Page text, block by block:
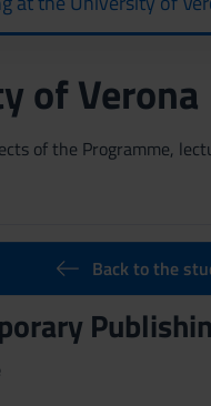
of Verona
of the Programme,
Back to the